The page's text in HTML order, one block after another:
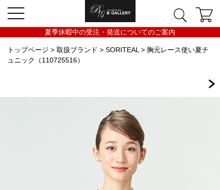
夏季休暇中の受注・発送についてのご案内
トップページ > 取扱ブランド > SORITEAL> 胸元レース使い夏チ
ュニック（110725516）